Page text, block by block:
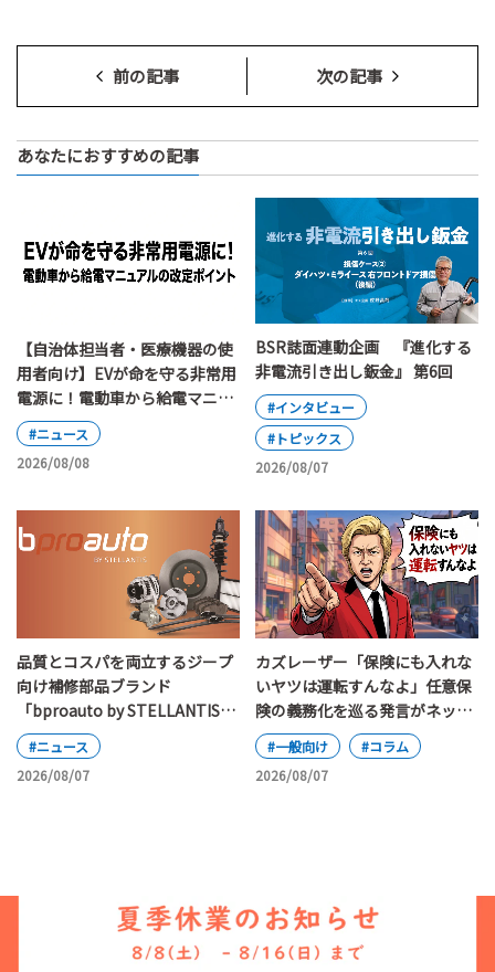
前の記事 次の記事
あなたにおすすめの記事
【自治体担当者・医療機器の使
用者向け】EVが命を守る非常用
電源に！電動車から給電マニュ
アルの改定ポイント
#ニュース
2026/08/08
BSR誌面連動企画 『進化する
非電流引き出し鈑金』 第6回
#インタビュー
#トピックス
2026/08/07
品質とコスパを両立するジープ
向け補修部品ブランド
「bproauto by STELLANTIS」
が日本上陸
#ニュース
2026/08/07
カズレーザー「保険にも入れな
いヤツは運転すんなよ」任意保
険の義務化を巡る発言がネット
で大論争
#一般向け
#コラム
2026/08/07